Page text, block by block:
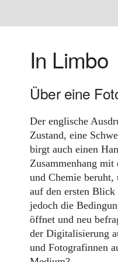
In Limbo
Über eine
Der englische
Zustand, eine
birgt auch einen
Zusammenhang
und Chemie
auf den ersten
jedoch die
öffnet und neu
der Digitalisierung
und Fotografinnen